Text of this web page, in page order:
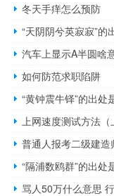
冬天手痒怎么预防
“天阴阴兮英寂寂”的
汽车上显示A半圆啥
如何防范求职陷阱
“黄钟震牛铎”的出处
上网速度测试方法（
普通人报考二级建造
“隔浦数鸥群”的出处
骂人50万什么意思